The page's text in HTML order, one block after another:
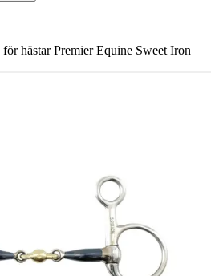
hästar Premier Equine Sweet Iron